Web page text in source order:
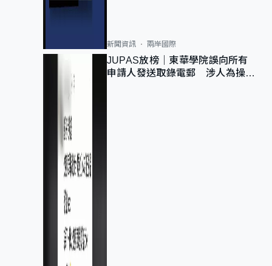
新聞資訊 兩岸國際
JUPAS放榜｜東華學院誤向所有
申請人發送取錄電郵 涉人為操作